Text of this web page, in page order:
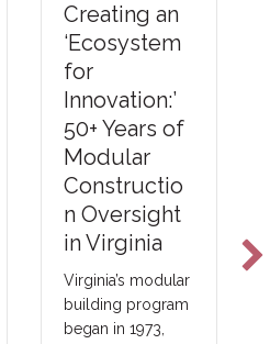
Understandi
ng Thermal
Barriers
Compliance
Methods &
Emerging
NFPA-275
Foam Plastic
Technologie
s
New fire barrier
technologies are